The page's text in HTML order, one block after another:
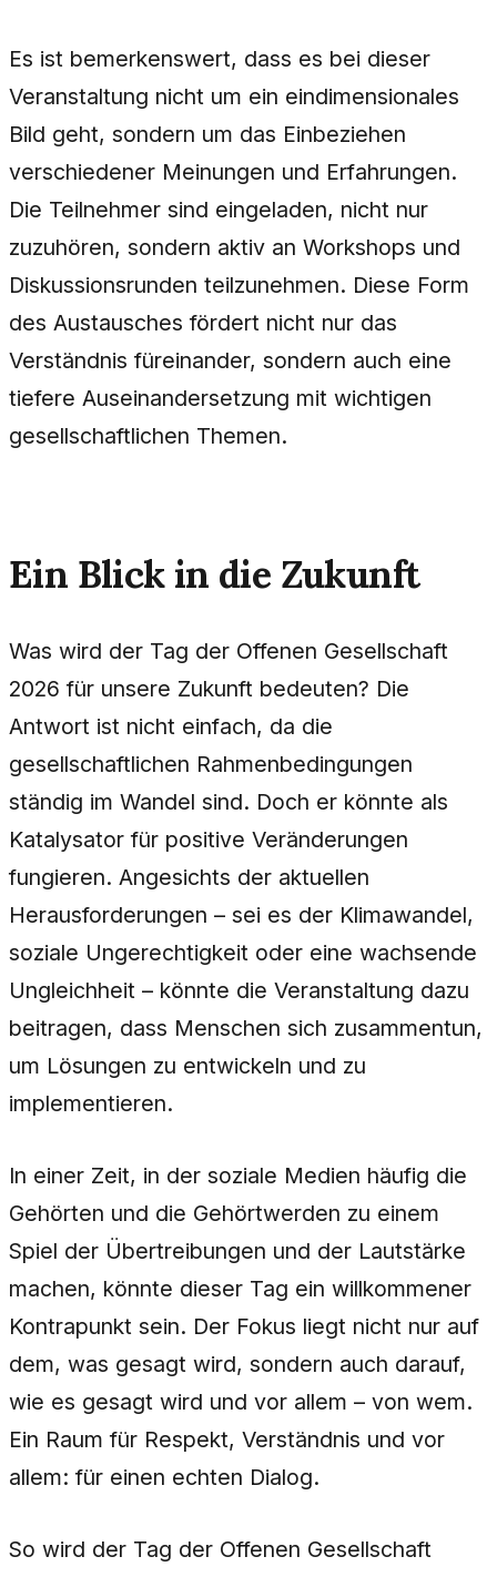
Es ist bemerkenswert, dass es bei dieser
Veranstaltung nicht um ein eindimensionales
Bild geht, sondern um das Einbeziehen
verschiedener Meinungen und Erfahrungen.
Die Teilnehmer sind eingeladen, nicht nur
zuzuhören, sondern aktiv an Workshops und
Diskussionsrunden teilzunehmen. Diese Form
des Austausches fördert nicht nur das
Verständnis füreinander, sondern auch eine
tiefere Auseinandersetzung mit wichtigen
gesellschaftlichen Themen.
Ein Blick in die Zukunft
Was wird der Tag der Offenen Gesellschaft
2026 für unsere Zukunft bedeuten? Die
Antwort ist nicht einfach, da die
gesellschaftlichen Rahmenbedingungen
ständig im Wandel sind. Doch er könnte als
Katalysator für positive Veränderungen
fungieren. Angesichts der aktuellen
Herausforderungen – sei es der Klimawandel,
soziale Ungerechtigkeit oder eine wachsende
Ungleichheit – könnte die Veranstaltung dazu
beitragen, dass Menschen sich zusammentun,
um Lösungen zu entwickeln und zu
implementieren.
In einer Zeit, in der soziale Medien häufig die
Gehörten und die Gehörtwerden zu einem
Spiel der Übertreibungen und der Lautstärke
machen, könnte dieser Tag ein willkommener
Kontrapunkt sein. Der Fokus liegt nicht nur auf
dem, was gesagt wird, sondern auch darauf,
wie es gesagt wird und vor allem – von wem.
Ein Raum für Respekt, Verständnis und vor
allem: für einen echten Dialog.
So wird der Tag der Offenen Gesellschaft